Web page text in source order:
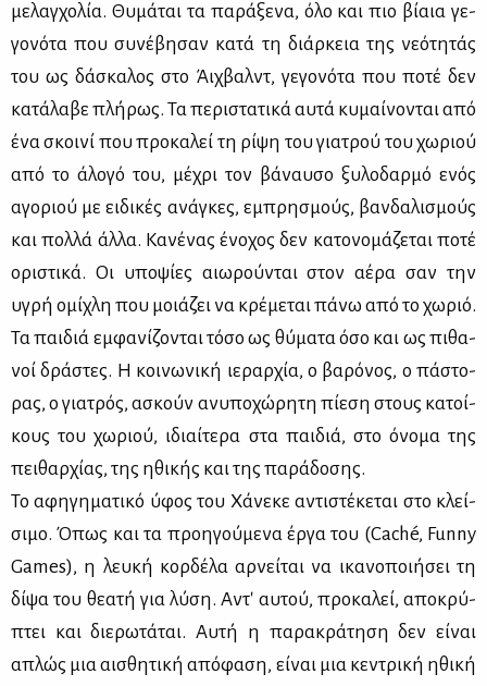
με­λαγ­χο­λία. Θυ­μά­ται τα πα­ρά­ξε­να, όλο και πιο βί­αια γε­
γο­νό­τα που συ­νέ­βη­σαν κα­τά τη διάρ­κεια της νε­ό­τη­τάς
του ως δά­σκα­λος στο Άιχ­βαλντ, γε­γο­νό­τα που πο­τέ δεν
κα­τά­λα­βε πλή­ρως. Τα πε­ρι­στα­τι­κά αυ­τά κυ­μαί­νο­νται από
ένα σκοι­νί που προ­κα­λεί τη ρί­ψη του για­τρού του χω­ριού
από το άλο­γό του, μέ­χρι τον βά­ναυ­σο ξυ­λο­δαρ­μό ενός
αγο­ριού με ει­δι­κές ανά­γκες, εμπρη­σμούς, βαν­δα­λι­σμούς
και πολ­λά άλ­λα. Κα­νέ­νας ένο­χος δεν κα­το­νο­μά­ζε­ται πο­τέ
ορι­στι­κά. Οι υπο­ψί­ες αιω­ρού­νται στον αέ­ρα σαν την
υγρή ομί­χλη που μοιά­ζει να κρέ­με­ται πά­νω από το χω­ριό.
Τα παι­διά εμ­φα­νί­ζο­νται τό­σο ως θύ­μα­τα όσο και ως πι­θα­
νοί δρά­στες. Η κοι­νω­νι­κή ιε­ραρ­χία, ο βα­ρό­νος, ο πά­στο­
ρας, ο για­τρός, ασκούν ανυ­πο­χώ­ρη­τη πί­ε­ση στους κα­τοί­
κους του χω­ριού, ιδιαί­τε­ρα στα παι­διά, στο όνο­μα της
πει­θαρ­χί­ας, της ηθι­κής και της πα­ρά­δο­σης.
Το αφη­γη­μα­τι­κό ύφος του Χά­νε­κε αντι­στέ­κε­ται στο κλεί­
σι­μο. Όπως και τα προη­γού­με­να έρ­γα του (Caché, Funny
Games), η λευ­κή κορ­δέ­λα αρ­νεί­ται να ικα­νο­ποι­ή­σει τη
δί­ψα του θε­α­τή για λύ­ση. Αντ' αυ­τού, προ­κα­λεί, απο­κρύ­
πτει και διε­ρω­τά­ται. Αυ­τή η πα­ρα­κρά­τη­ση δεν εί­ναι
απλώς μια αι­σθη­τι­κή από­φα­ση, εί­ναι μια κε­ντρι­κή ηθι­κή